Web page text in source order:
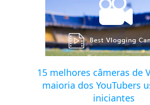
15 melhores câmeras de
maioria dos YouTubers
iniciantes